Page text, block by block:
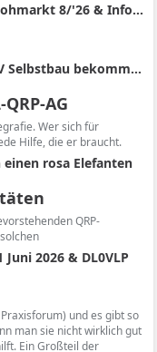
Sendertechnik, Historie, SDR
QRP-Forum einen eigenen Bereich
AG
Wer sich für
Hilfe, die er braucht.
rosa Elefanten
QRP-
Juni 2026 & DL0VLP
und es gibt so
man sie nicht wirklich gut
Ein Großteil der